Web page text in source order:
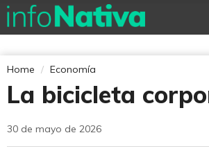
Home Economía
La bicicleta
30 de mayo de 2026